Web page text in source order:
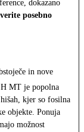
dokazano
posebno
in nove
MT je popolna
kjer so fosilna
objekte. Ponuja
možnost